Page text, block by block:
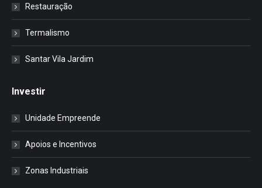
Restauração
Termalismo
Santar Vila Jardim
Investir
Unidade Empreende
Apoios e Incentivos
Zonas Industriais